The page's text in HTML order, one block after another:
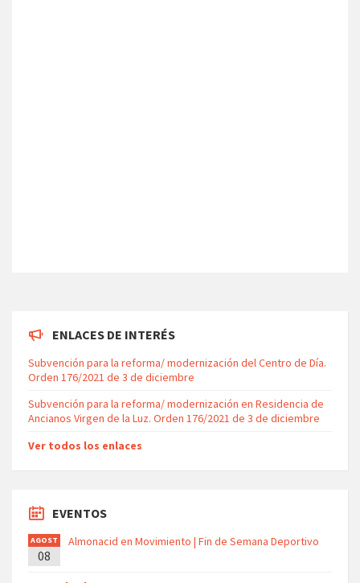
ENLACES DE INTERÉS
Subvención para la reforma/ modernización del Centro de Día.
Orden 176/2021 de 3 de diciembre
Subvención para la reforma/ modernización en Residencia de
Ancianos Virgen de la Luz. Orden 176/2021 de 3 de diciembre
Ver todos los enlaces
EVENTOS
AGOST
O
08
Almonacid en Movimiento | Fin de Semana Deportivo